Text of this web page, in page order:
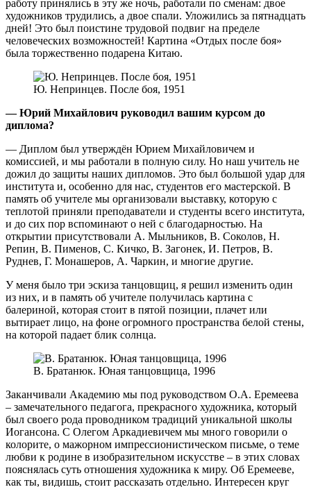
работу принялись в эту же ночь, работали по сменам: двое
художников трудились, а двое спали. Уложились за пятнадцать
дней! Это был поистине трудовой подвиг на пределе
человеческих возможностей! Картина «Отдых после боя»
была торжественно подарена Китаю.
Ю. Непринцев. После боя, 1951
— Юрий Михайлович руководил вашим курсом до
диплома?
— Диплом был утверждён Юрием Михайловичем и
комиссией, и мы работали в полную силу. Но наш учитель не
дожил до защиты наших дипломов. Это был большой удар для
института и, особенно для нас, студентов его мастерской. В
память об учителе мы организовали выставку, которую с
теплотой приняли преподаватели и студенты всего института,
и до сих пор вспоминают о ней с благодарностью. На
открытии присутствовали А. Мыльников, В. Соколов, Н.
Репин, В. Пименов, С. Кичко, В. Загонек, И. Петров, В.
Руднев, Г. Монашеров, А. Чаркин, и многие другие.
У меня было три эскиза танцовщиц, я решил изменить один
из них, и в память об учителе получилась картина с
балериной, которая стоит в пятой позиции, плачет или
вытирает лицо, на фоне огромного пространства белой стены,
на которой падает блик солнца.
В. Братанюк. Юная танцовщица, 1996
Заканчивали Академию мы под руководством О.А. Еремеева
– замечательного педагога, прекрасного художника, который
был своего рода проводником традиций уникальной школы
Иогансона. С Олегом Аркадиевичем мы много говорили о
колорите, о мажорном импрессионистическом письме, о теме
любви к родине в изобразительном искусстве – в этих словах
пояснялась суть отношения художника к миру. Об Еремееве,
как ты, видишь, стоит рассказать отдельно. Интересен круг